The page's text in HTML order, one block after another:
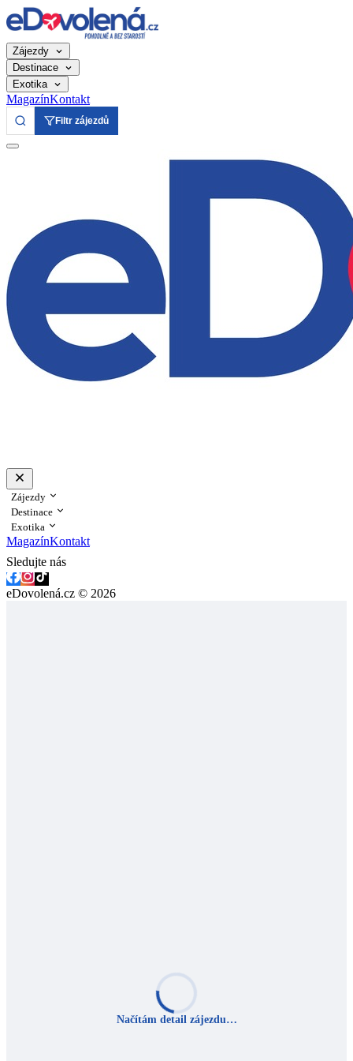
Zájezdy
Destinace
Exotika
MagazínKontakt
Filtr zájezdů
Zájezdy
Destinace
Exotika
MagazínKontakt
Sledujte nás
eDovolená.cz © 2026
Načítám detail zájezdu…